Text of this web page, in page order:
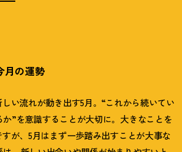
月の運勢
い流れが動き出す5月。“これから続いてい
か”を意識することが大切に。大きなことを
が、5月はまず一歩踏み出すことが大事な